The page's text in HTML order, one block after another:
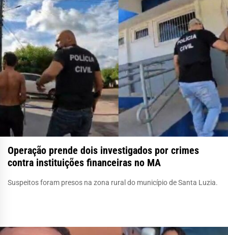
Operação prende dois investigados por crimes
contra instituições financeiras no MA
Suspeitos foram presos na zona rural do município de Santa Luzia.